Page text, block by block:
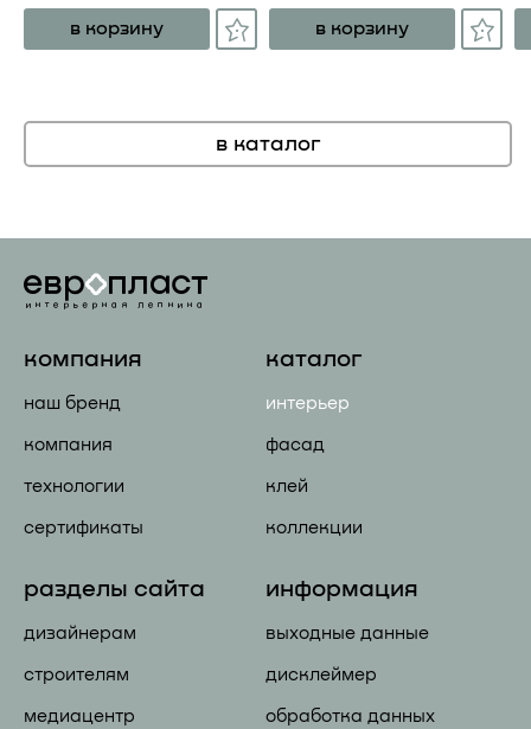
в корзину в корзину
в каталог
компания
наш бренд
компания
технологии
сертификаты
каталог
интерьер
фасад
клей
коллекции
разделы сайта
дизайнерам
строителям
медиацентр
информация
выходные данные
дисклеймер
обработка данных